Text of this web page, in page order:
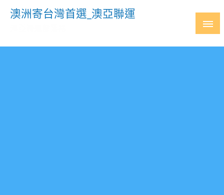
澳洲寄台灣首選_澳亞聯運